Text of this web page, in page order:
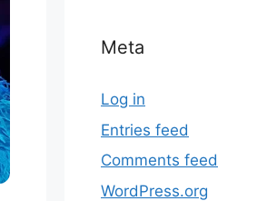
Meta
Log in
Entries feed
Comments feed
WordPress.org